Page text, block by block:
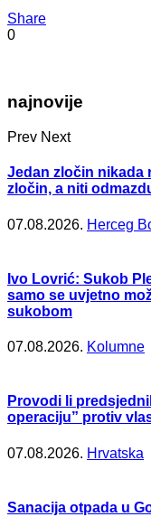
Share
0
najnovije
Prev Next
Jedan zločin nikada
zločin, a niti
07.08.2026. Herceg
Ivo Lovrić: Sukob
samo se uvjetno
sukobom
07.08.2026. Kolumne
Provodi li
operaciju” protiv
07.08.2026. Hrvatska
Sanacija otpada u